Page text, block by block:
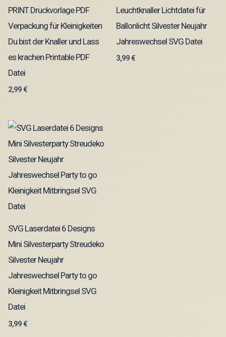
PRINT Druckvorlage PDF
Verpackung für Kleinigkeiten
Du bist der Knaller und Lass
es krachen Printable PDF
Datei
2,99€
Leuchtknaller Lichtdatei für
Ballonlicht Silvester Neujahr
Jahreswechsel SVG Datei
3,99€
SVG Laserdatei 6 Designs
Mini Silvesterparty Streudeko
Silvester Neujahr
Jahreswechsel Party to go
Kleinigkeit Mitbringsel SVG
Datei
3,99€